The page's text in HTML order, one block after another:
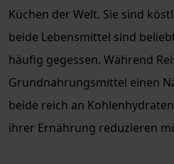
Küchen der Welt. Sie sind
beide Lebensmittel sind
häufig gegessen. Während
Grundnahrungsmittel einen
beide reich an
ihrer Ernährung reduzieren